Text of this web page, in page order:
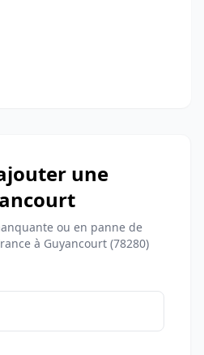
une
ou en panne de
à Guyancourt (78280)